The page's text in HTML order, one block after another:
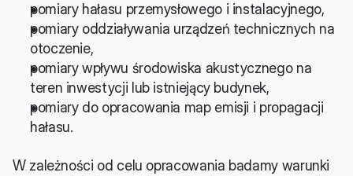
pomiary hałasu przemysłowego i instalacyjnego,
pomiary oddziaływania urządzeń technicznych na
otoczenie,
pomiary wpływu środowiska akustycznego na
teren inwestycji lub istniejący budynek,
pomiary do opracowania map emisji i propagacji
hałasu.
W zależności od celu opracowania badamy warunki